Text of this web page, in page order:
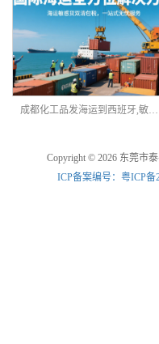
成都化工品发海运到西班牙,敏感货物海派双清
Copyright © 2026 东莞市
ICP备案编号：粤ICP备